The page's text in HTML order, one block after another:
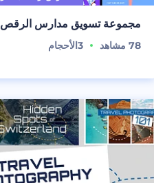
مجموعة تسويق مدارس الرقص
78 مشاهد 3الأحجام